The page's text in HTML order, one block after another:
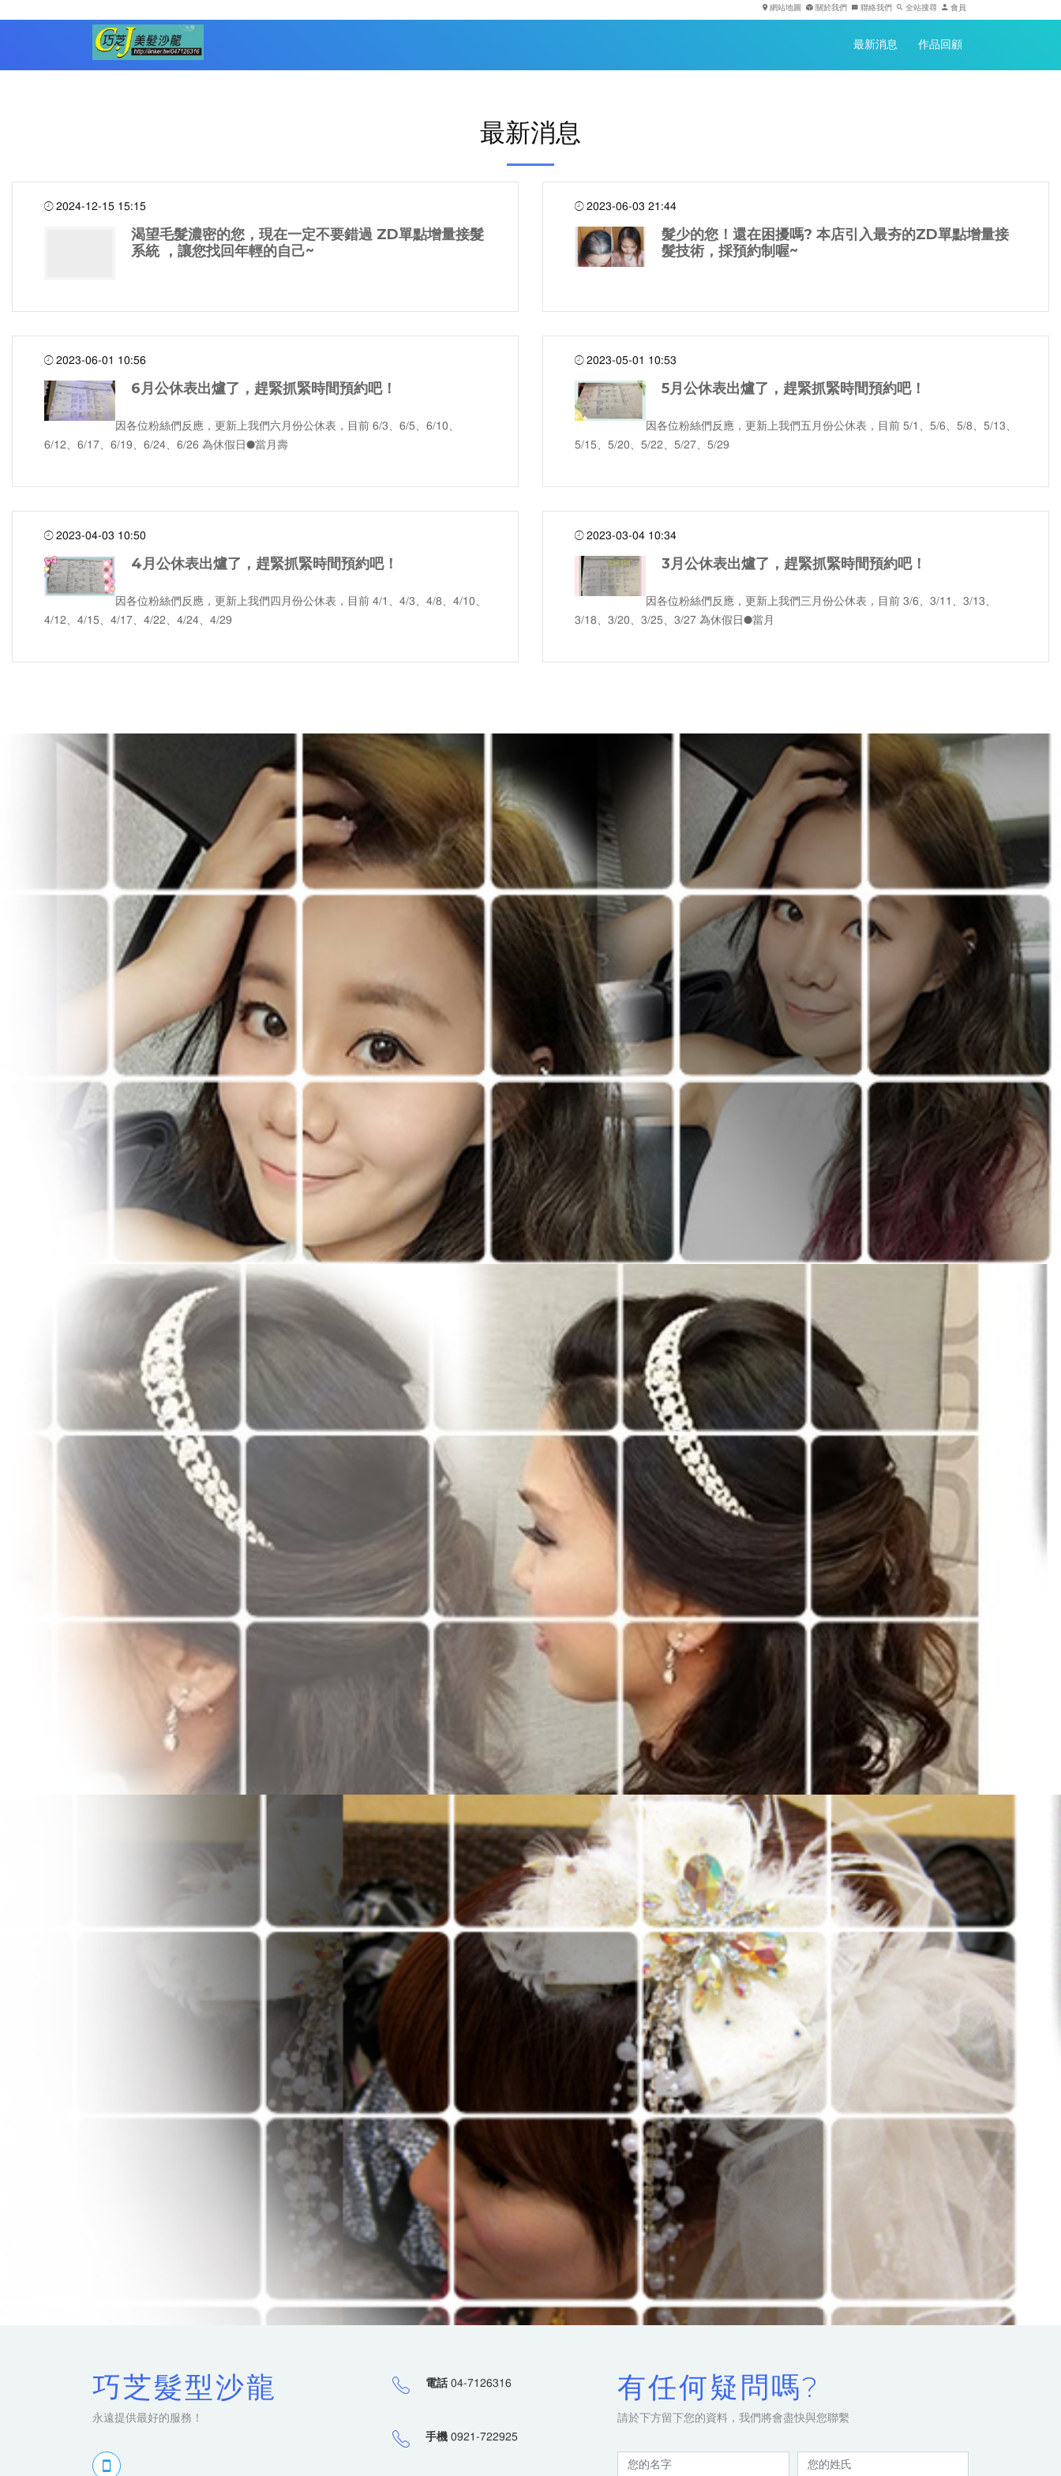
網站地圖 關於我們 聯絡我們 全站搜尋 會員
最新消息 作品回顧
最新消息
2024-12-15 15:15
渴望毛髮濃密的您，現在一定不要錯過 ZD單點增量接髮
系統 ，讓您找回年輕的自己~
2023-06-03 21:44
髮少的您！還在困擾嗎? 本店引入最夯的ZD單點增量接
髮技術，採預約制喔~
2023-06-01 10:56
6月公休表出爐了，趕緊抓緊時間預約吧！
因各位粉絲們反應，更新上我們六月份公休表，目前 6/3、6/5、6/10、
6/12、6/17、6/19、6/24、6/26 為休假日●當月壽
2023-05-01 10:53
5月公休表出爐了，趕緊抓緊時間預約吧！
因各位粉絲們反應，更新上我們五月份公休表，目前 5/1、5/6、5/8、5/13、
5/15、5/20、5/22、5/27、5/29
2023-04-03 10:50
4月公休表出爐了，趕緊抓緊時間預約吧！
因各位粉絲們反應，更新上我們四月份公休表，目前 4/1、4/3、4/8、4/10、
4/12、4/15、4/17、4/22、4/24、4/29
2023-03-04 10:34
3月公休表出爐了，趕緊抓緊時間預約吧！
因各位粉絲們反應，更新上我們三月份公休表，目前 3/6、3/11、3/13、
3/18、3/20、3/25、3/27 為休假日●當月
巧芝髮型沙龍
永遠提供最好的服務！
電話 04-7126316
手機 0921-722925
有任何疑問嗎?
請於下方留下您的資料，我們將會盡快與您聯繫